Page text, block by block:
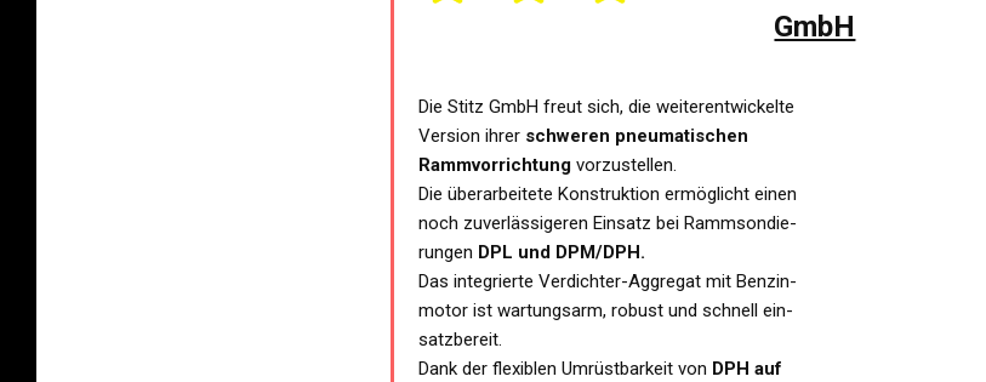
GmbH
Die Stitz GmbH freut sich, die wei­ter­ent­wi­ckel­te
Ver­si­on ihrer schwe­ren pneu­ma­ti­schen
Ramm­vor­rich­tung vor­zu­stel­len.
Die über­ar­bei­te­te Kon­struk­ti­on ermög­licht einen
noch zuver­läs­si­ge­ren Ein­satz bei Ramm­son­die­
run­gen DPL und DPM/DPH.
Das inte­grier­te Ver­dich­ter-Aggre­gat mit Ben­zin­
mo­tor ist war­tungs­arm, robust und schnell ein­
satz­be­reit.
Dank der fle­xi­blen Umrüst­bar­keit von DPH auf